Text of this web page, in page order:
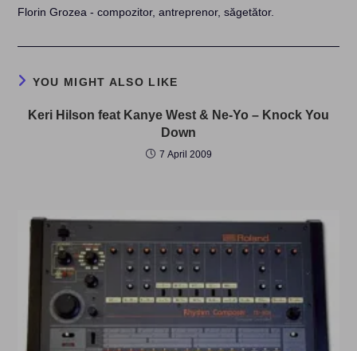
Florin Grozea - compozitor, antreprenor, săgetător.
YOU MIGHT ALSO LIKE
Keri Hilson feat Kanye West & Ne-Yo – Knock You
Down
7 April 2009